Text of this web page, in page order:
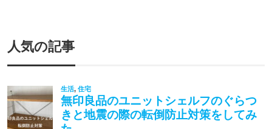
人気の記事